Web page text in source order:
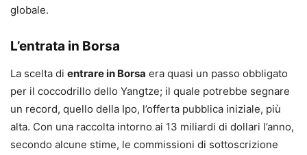
globale.
L’entrata in Borsa
La scelta di entrare in Borsa era quasi un passo obbligato
per il coccodrillo dello Yangtze; il quale potrebbe segnare
un record, quello della Ipo, l’offerta pubblica iniziale, più
alta. Con una raccolta intorno ai 13 miliardi di dollari l’anno,
secondo alcune stime, le commissioni di sottoscrizione